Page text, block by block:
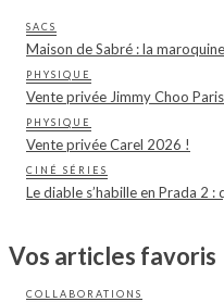
SACS
Maison de Sabré : la
PHYSIQUE
Vente privée Jimmy Choo
PHYSIQUE
Vente privée Carel 2026 !
CINÉ SÉRIES
Le diable s’habille en Prada 2
Vos articles favoris
COLLABORATIONS